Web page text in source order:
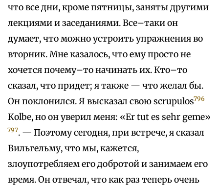
что все дни, кроме пятницы, заняты другими
лекциями и заседаниями. Все–таки он
думает, что можно устроить упражнения во
вторник. Мне казалось, что ему просто не
хочется почему–то начинать их. Кто–то
сказал, что придет; я также — что желал бы.
Он поклонился. Я высказал свою scrupulos796
Kolbe, но он уверил меня: «Er tut es sehr geme»
797. — Поэтому сегодня, при встрече, я сказал
Вильгельму, что мы, кажется,
злоупотребляем его добротой и занимаем его
время. Он отвечал, что как раз теперь очень